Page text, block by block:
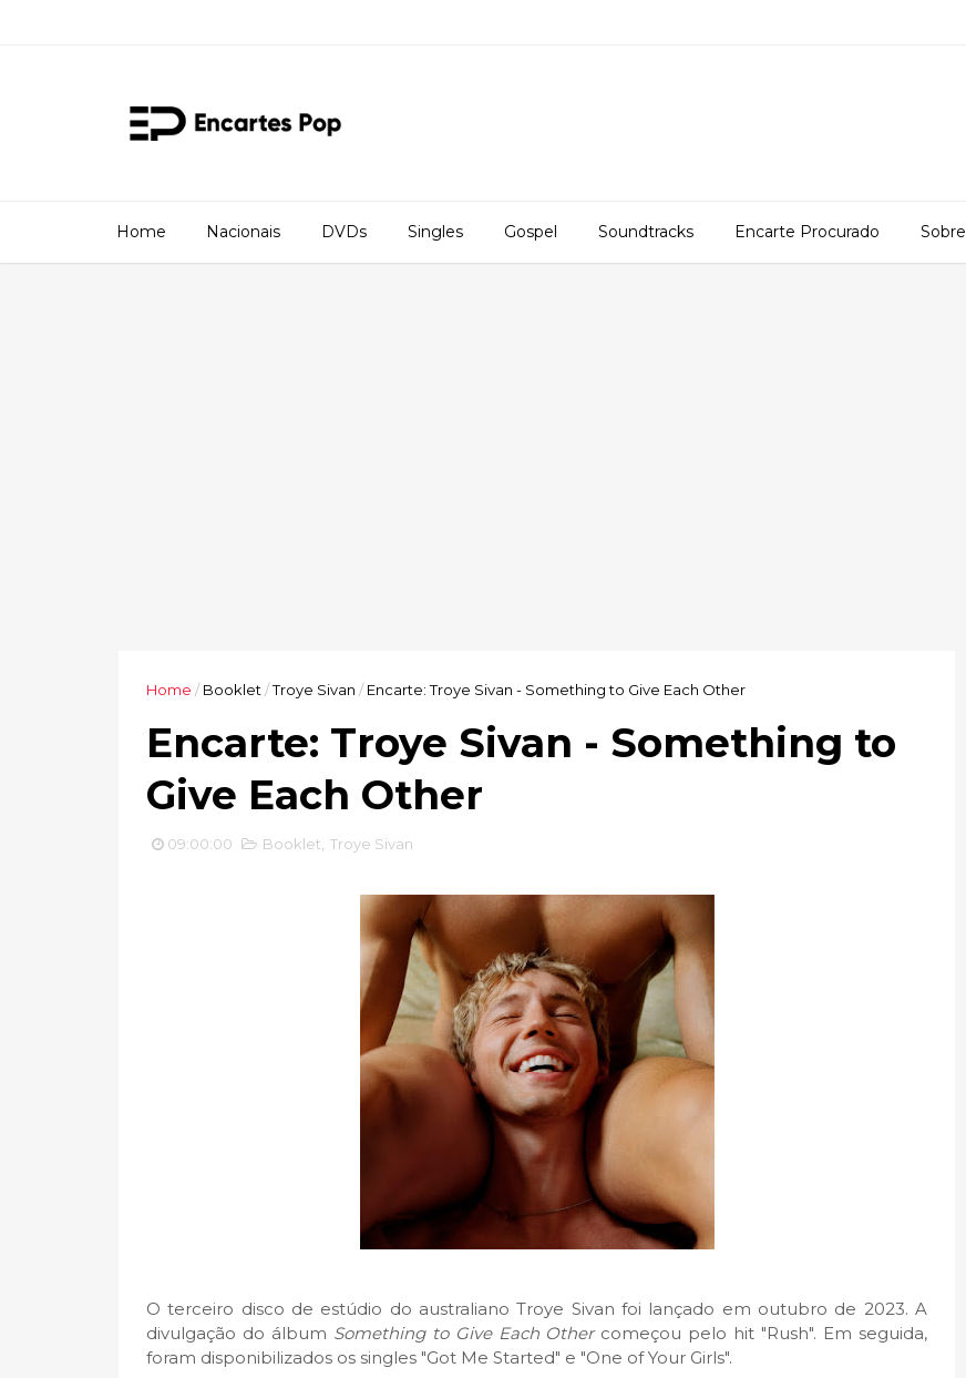
Home Nacionais DVDs Singles Gospel Soundtracks Encarte Procurado Sobre
Home / Booklet /Troye Sivan / Encarte: Troye Sivan - Something to Give Each Other
Encarte: Troye Sivan - Something to
Give Each Other
09:00:00 Booklet Troye Sivan
O terceiro disco de estúdio do australiano Troye Sivan foi lançado em outubro de 2023. A
divulgação do álbum Something to Give Each Other começou pelo hit "Rush". Em seguida,
foram disponibilizados os singles "Got Me Started" e "One of Your Girls".